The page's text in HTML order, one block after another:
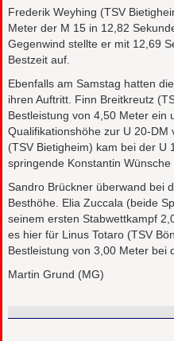
Frederik Weyhing (TSV
Meter der M 15 in 12,82
Gegenwind stellte er mit 12,69
Bestzeit auf.
Ebenfalls am Samstag hatten
ihren Auftritt. Finn Breitkreutz
Bestleistung von 4,50 Meter ein
Qualifikationshöhe zur U 20-
(TSV Bietigheim) kam bei der U
springende Konstantin
Sandro Brückner überwand bei
Besthöhe. Elia Zuccala (beide
seinem ersten Stabwettkampf
es hier für Linus Totaro (TSV
Bestleistung von 3,00 Meter bei
Martin Grund (MG)